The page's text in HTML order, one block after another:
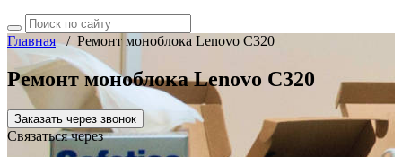
Главная/ Ремонт моноблока Lenovo C320
Ремонт моноблока Lenovo C320
Заказать через звонок
Связаться через